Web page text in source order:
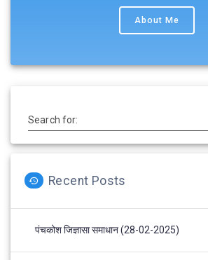
About Me
Search for:
Recent Posts
पंचकोश जिज्ञासा समाधान (28-02-2025)